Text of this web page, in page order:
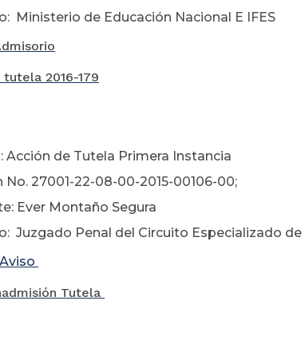
Ministerio de Educación Nacional E IFES
tutela 2016-179
de
Acción de Tutela Primera Instancia
No. 27001-22-08-00-2015-00106-00;
Ever Montaño Segura
Juzgado Penal del Circuito Especializado
Tutela